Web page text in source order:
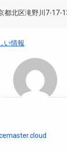
都北区滝野川7-17-
い情報